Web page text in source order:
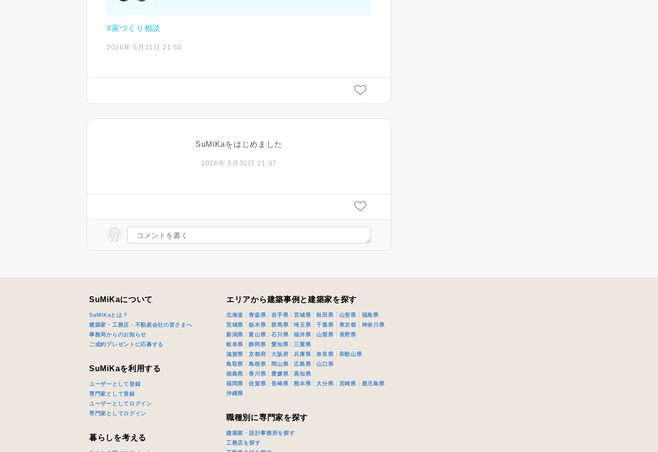
#家づくり相談
2026年 5月31日 21:50
SuMiKaをはじめました
2026年 5月31日 21:47
SuMiKaについて
SuMiKaとは？
建築家・工務店・不動産会社の皆さまへ
事務局からのお知らせ
ご成約プレゼントに応募する
SuMiKaを利用する
ユーザーとして登録
専門家として登録
ユーザーとしてログイン
専門家としてログイン
暮らしを考える
エリアから建築事例と建築家を探す
北海道 青森県 岩手県 宮城県 秋田県 山形県
福島県
茨城県
栃木県 群馬県 埼玉県 千葉県 東京都
神奈川県
新潟県
富山県 石川県 福井県 山梨県
長野県
岐阜県
静岡県 愛知県
三重県
滋賀県
京都府 大阪府 兵庫県 奈良県
和歌山県
鳥取県
島根県 岡山県 広島県
山口県
徳島県
香川県 愛媛県
高知県
福岡県
佐賀県 長崎県 熊本県 大分県 宮崎県
鹿児島県
沖縄県
職種別に専門家を探す
建築家・設計事務所を探す
工務店を探す